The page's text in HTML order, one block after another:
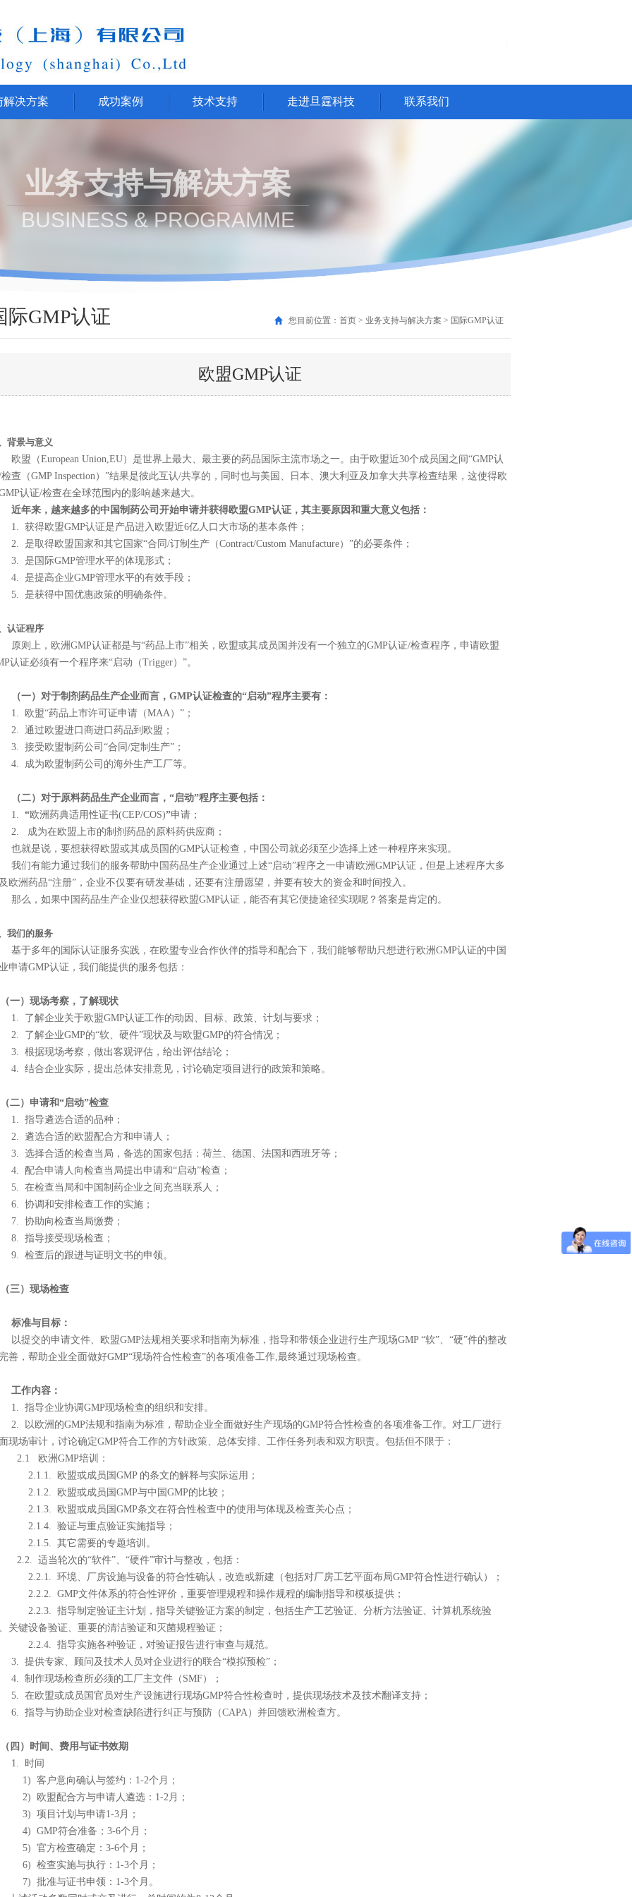
解决方案 成功案例 技术支持 走进旦霆科技 联系我们
业务支持与解决方案
BUSINESS & PROGRAMME
际GMP认证 您目前位置：首页 > 业务支持与解决方案 > 国际GMP认证
欧盟GMP认证
背景与意义
盟（European Union,EU）是世界上最大、最主要的药品国际主流市场之一。由于欧盟近30个成员国之间“GMP认
查（GMP Inspection）”结果是彼此互认/共享的，同时也与美国、日本、澳大利亚及加拿大共享检查结果，这使得欧
认证/检查在全球范围内的影响越来越大。
年来，越来越多的中国制药公司开始申请并获得欧盟GMP认证，其主要原因和重大意义包括：
获得欧盟GMP认证是产品进入欧盟近6亿人口大市场的基本条件；
是取得欧盟国家和其它国家“合同/订制生产（Contract/Custom Manufacture）”的必要条件；
是国际GMP管理水平的体现形式；
是提高企业GMP管理水平的有效手段；
是获得中国优惠政策的明确条件。
认证程序
则上，欧洲GMP认证都是与“药品上市”相关，欧盟或其成员国并没有一个独立的GMP认证/检查程序，申请欧盟
认证必须有一个程序来“启动（Trigger）”。
一）对于制剂药品生产企业而言，GMP认证检查的“启动”程序主要有：
欧盟“药品上市许可证申请（MAA）”；
通过欧盟进口商进口药品到欧盟；
接受欧盟制药公司“合同/定制生产”；
成为欧盟制药公司的海外生产工厂等。
二）对于原料药品生产企业而言，“启动”程序主要包括：
“欧洲药典适用性证书(CEP/COS)”申请；
成为在欧盟上市的制剂药品的原料药供应商；
就是说，要想获得欧盟或其成员国的GMP认证检查，中国公司就必须至少选择上述一种程序来实现。
们有能力通过我们的服务帮助中国药品生产企业通过上述“启动”程序之一申请欧洲GMP认证，但是上述程序大多
欧洲药品“注册”，企业不仅要有研发基础，还要有注册愿望，并要有较大的资金和时间投入。
么，如果中国药品生产企业仅想获得欧盟GMP认证，能否有其它便捷途径实现呢？答案是肯定的。
我们的服务
于多年的国际认证服务实践，在欧盟专业合作伙伴的指导和配合下，我们能够帮助只想进行欧洲GMP认证的中国
申请GMP认证，我们能提供的服务包括：
一）现场考察，了解现状
了解企业关于欧盟GMP认证工作的动因、目标、政策、计划与要求；
了解企业GMP的“软、硬件”现状及与欧盟GMP的符合情况；
根据现场考察，做出客观评估，给出评估结论；
结合企业实际，提出总体安排意见，讨论确定项目进行的政策和策略。
二）申请和“启动”检查
指导遴选合适的品种；
遴选合适的欧盟配合方和申请人；
选择合适的检查当局，备选的国家包括：荷兰、德国、法国和西班牙等；
配合申请人向检查当局提出申请和“启动”检查；
在检查当局和中国制药企业之间充当联系人；
协调和安排检查工作的实施；
协助向检查当局缴费；
指导接受现场检查；
检查后的跟进与证明文书的申领。
三）现场检查
准与目标：
提交的申请文件、欧盟GMP法规相关要求和指南为标准，指导和带领企业进行生产现场GMP “软”、“硬”件的整改
善，帮助企业全面做好GMP“现场符合性检查”的各项准备工作,最终通过现场检查。
作内容：
指导企业协调GMP现场检查的组织和安排。
以欧洲的GMP法规和指南为标准，帮助企业全面做好生产现场的GMP符合性检查的各项准备工作。对工厂进行
现场审计，讨论确定GMP符合工作的方针政策、总体安排、工作任务列表和双方职责。包括但不限于：
欧洲GMP培训：
欧盟或成员国GMP 的条文的解释与实际运用；
欧盟或成员国GMP与中国GMP的比较；
欧盟或成员国GMP条文在符合性检查中的使用与体现及检查关心点；
验证与重点验证实施指导；
其它需要的专题培训。
适当轮次的“软件”、“硬件”审计与整改，包括：
环境、厂房设施与设备的符合性确认，改造或新建（包括对厂房工艺平面布局GMP符合性进行确认）；
GMP文件体系的符合性评价，重要管理规程和操作规程的编制指导和模板提供；
指导制定验证主计划，指导关键验证方案的制定，包括生产工艺验证、分析方法验证、计算机系统验
关键设备验证、重要的清洁验证和灭菌规程验证；
指导实施各种验证，对验证报告进行审查与规范。
提供专家、顾问及技术人员对企业进行的联合“模拟预检”；
制作现场检查所必须的工厂主文件（SMF）；
在欧盟或成员国官员对生产设施进行现场GMP符合性检查时，提供现场技术及技术翻译支持；
指导与协助企业对检查缺陷进行纠正与预防（CAPA）并回馈欧洲检查方。
四）时间、费用与证书效期
时间
客户意向确认与签约：1-2个月；
欧盟配合方与申请人遴选：1-2月；
项目计划与申请1-3月；
GMP符合准备；3-6个月；
官方检查确定：3-6个月；
检查实施与执行：1-3个月；
批准与证书申领：1-3个月。